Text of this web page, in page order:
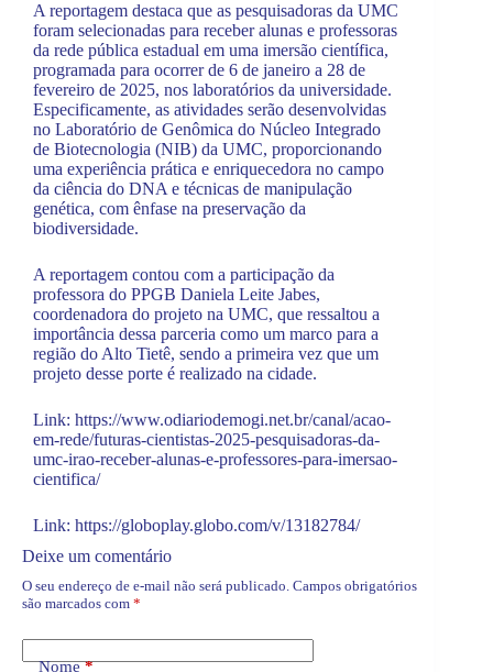
A reportagem destaca que as pesquisadoras da UMC
foram selecionadas para receber alunas e professoras
da rede pública estadual em uma imersão científica,
programada para ocorrer de 6 de janeiro a 28 de
fevereiro de 2025, nos laboratórios da universidade.
Especificamente, as atividades serão desenvolvidas
no Laboratório de Genômica do Núcleo Integrado
de Biotecnologia (NIB) da UMC, proporcionando
uma experiência prática e enriquecedora no campo
da ciência do DNA e técnicas de manipulação
genética, com ênfase na preservação da
biodiversidade.
A reportagem contou com a participação da
professora do PPGB Daniela Leite Jabes,
coordenadora do projeto na UMC, que ressaltou a
importância dessa parceria como um marco para a
região do Alto Tietê, sendo a primeira vez que um
projeto desse porte é realizado na cidade.
Link: https://www.odiariodemogi.net.br/canal/acao-
em-rede/futuras-cientistas-2025-pesquisadoras-da-
umc-irao-receber-alunas-e-professores-para-imersao-
cientifica/
Link: https://globoplay.globo.com/v/13182784/
Deixe um comentário
O seu endereço de e-mail não será publicado. Campos obrigatórios
são marcados com *
Nome*